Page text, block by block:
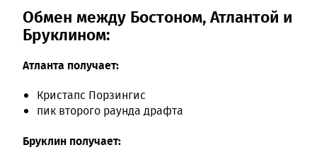
Обмен между Бостоном, Атлантой и
Бруклином:
Атланта получает:
Кристапс Порзингис
пик второго раунда драфта
Бруклин получает: